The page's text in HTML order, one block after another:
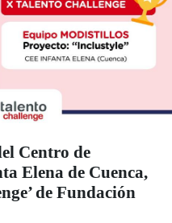
Centro de
Elena de Cuenca,
de Fundación